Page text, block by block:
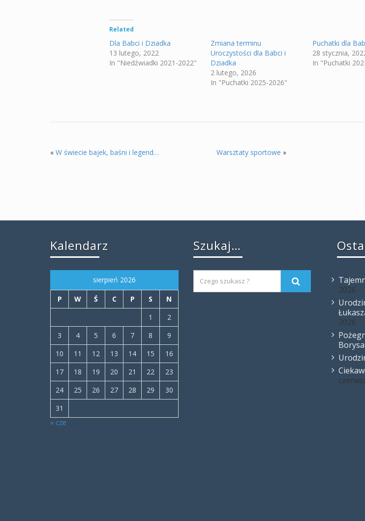
Related
Dla Babci i Dziadka
13 lutego, 2022
In "Niedźwiadki 2021-2022"
Zmiana terminu
Uroczystości dla Babci i
Dziadka
2 lutego, 2026
In "Puchatki 2025-2026"
Puchatki dla
28 stycznia,
In "Puchatki
« W świecie bajek, baśni i legend… Warsztaty sportowe »
Kalendarz
sierpień 2026
P W Ś C P S
N
1
2
3
4 5 6 7 8
9
10
11 12 13 14 15
16
17
18 19 20 21 22
23
24
25 26 27 28 29
30
31
« cze
Szukaj…
2026
2026
Borysa